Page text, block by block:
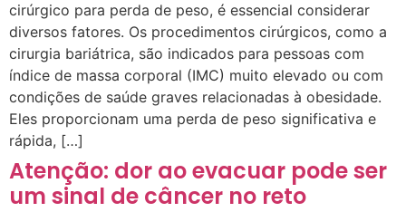
cirúrgico para perda de peso, é essencial considerar
diversos fatores. Os procedimentos cirúrgicos, como a
cirurgia bariátrica, são indicados para pessoas com
índice de massa corporal (IMC) muito elevado ou com
condições de saúde graves relacionadas à obesidade.
Eles proporcionam uma perda de peso significativa e
rápida, […]
Atenção: dor ao evacuar pode ser
um sinal de câncer no reto